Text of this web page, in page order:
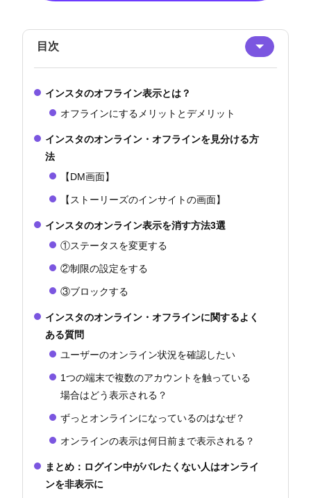
目次
インスタのオフライン表示とは？
オフラインにするメリットとデメリット
インスタのオンライン・オフラインを見分ける方
法
【DM画面】
【ストーリーズのインサイトの画面】
インスタのオンライン表示を消す方法3選
①ステータスを変更する
②制限の設定をする
③ブロックする
インスタのオンライン・オフラインに関するよく
ある質問
ユーザーのオンライン状況を確認したい
1つの端末で複数のアカウントを触っている
場合はどう表示される？
ずっとオンラインになっているのはなぜ？
オンラインの表示は何日前まで表示される？
まとめ：ログイン中がバレたくない人はオンライ
ンを非表示に